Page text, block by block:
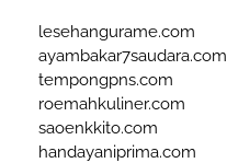
lesehangurame.com
ayambakar7saudara.com
tempongpns.com
roemahkuliner.com
saoenkkito.com
handayaniprima.com